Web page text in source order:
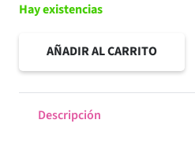
Hay existencias
AÑADIR AL CARRITO
Descripción